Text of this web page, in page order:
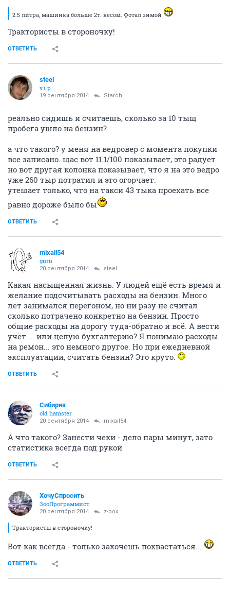
2.5 литра, машинка больше 2т. весом. Фотал зимой
Трактористы в стороночку!
ОТВЕТИТЬ
steel
v.i.p.
19 сентября 2014 Starch
реально сидишь и считаешь, сколько за 10 тыщ
пробега ушло на бензин?
а что такого? у меня на ведровер с момента покупки
все записано. щас вот 11.1/100 показывает, это радует
но вот другая колонка показывает, что я на это ведро
уже 260 тыр потратил и это огорчает.
утешает только, что на такси 43 тыка проехать все
равно дороже было бы
ОТВЕТИТЬ
mixail54
guru
20 сентября 2014 steel
Какая насыщенная жизнь. У людей ещё есть время и
желание подсчитывать расходы на бензин. Много
лет занимался перегоном, но ни разу не считал
сколько потрачено конкретно на бензин. Просто
общие расходы на дорогу туда-обратно и всё. А вести
учёт.... или целую бухгалтерию? Я понимаю расходы
на ремон... это немного другое. Но при ежедневной
эксплуатации, считать бензин? Это круто.
ОТВЕТИТЬ
Сибиряк
old hamster
20 сентября 2014 mixail54
А что такого? Занести чеки - дело пары минут, зато
статистика всегда под рукой
ОТВЕТИТЬ
ХочуСпросить
ЗооПрограммист
20 сентября 2014 z-box
Трактористы в стороночку!
Вот как всегда - только захочешь похвастаться...
ОТВЕТИТЬ